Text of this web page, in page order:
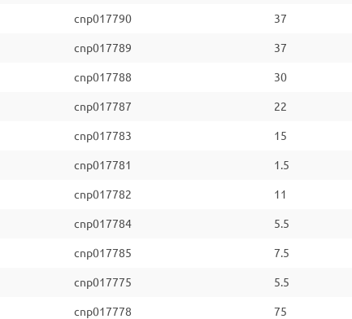
cnp017790 37
cnp017789 37
cnp017788 30
cnp017787 22
cnp017783 15
cnp017781 1.5
cnp017782 11
cnp017784 5.5
cnp017785 7.5
cnp017775 5.5
cnp017778 75